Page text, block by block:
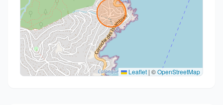
Leaflet | ©OpenStreetMap